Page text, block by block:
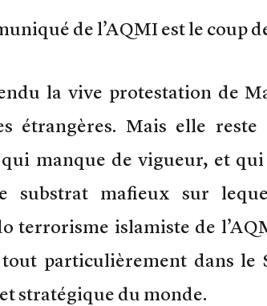
de l’AQMI est le coup
la vive protestation de
étrangères. Mais elle reste
manque de vigueur, et
substrat mafieux sur
terrorisme islamiste de
particulièrement dans le
stratégique du monde.